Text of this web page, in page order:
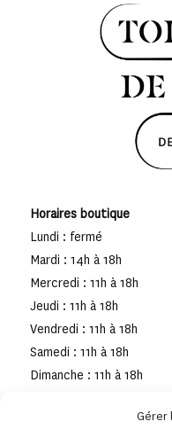
Gérer
Horaires boutique
Lundi : fermé
Mardi : 14h à 18h
Mercredi : 11h à 18h
Jeudi : 11h à 18h
Vendredi : 11h à 18h
Samedi : 11h à 18h
Dimanche : 11h à 18h